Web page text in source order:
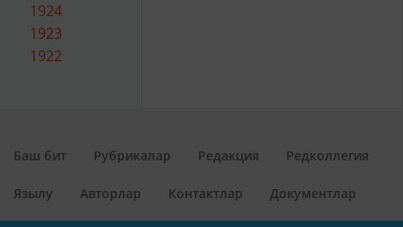
1924
1923
1922
Баш бит Рубрикалар Редакция Редколлегия
Язылу Авторлар Контактлар Документлар